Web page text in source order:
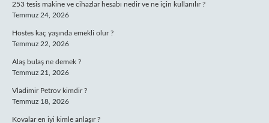
253 tesis makine ve cihazlar hesabı nedir ve ne için kullanılır ?
Temmuz 24, 2026
Hostes kaç yaşında emekli olur ?
Temmuz 22, 2026
Alaş bulaş ne demek ?
Temmuz 21, 2026
Vladimir Petrov kimdir ?
Temmuz 18, 2026
Kovalar en iyi kimle anlaşır ?